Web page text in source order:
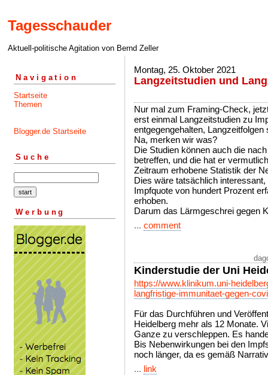
Tagesschauder
Aktuell-politische Agitation von Bernd Zeller
Navigation
Startseite
Themen
Blogger.de Startseite
Suche
Werbung
Montag, 25. Oktober 2021
Langzeitstudien und
Nur mal zum Framing-Check,
erst einmal Langzeitstudien zu
entgegengehalten,
Na, merken wir was?
Die Studien können auch die
betreffen, und die hat er
Zeitraum erhobene Statistik der
Dies wäre tatsächlich
Impfquote von hundert Prozent
erhoben.
Darum das Lärmgeschrei gegen
... comment
Kinderstudie der Uni
https://www.klinikum.uni-
langfristige-immunitaet-gegen-
Für das Durchführen und
Heidelberg mehr als 12 Monate.
Ganze zu verschleppen. Es
Bis Nebenwirkungen bei den
noch länger, da es gemäß
... link